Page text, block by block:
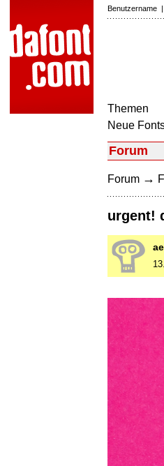
Benutzername |
Themen
Neue
Forum
Forum →
urgent!